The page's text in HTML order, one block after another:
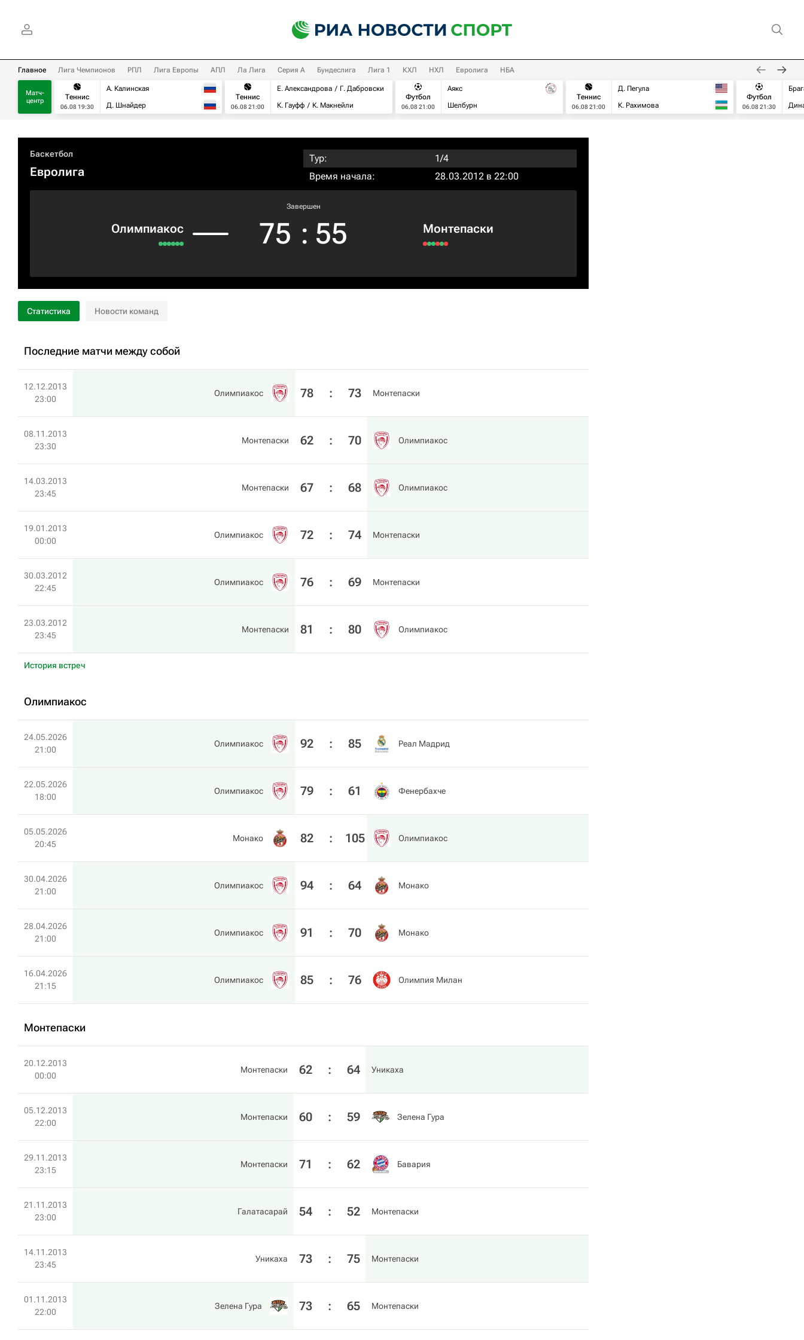
Главное Лига Чемпионов РПЛ Лига Европы АПЛ Ла Лига Серия А Бундеслига Лига 1 КХЛ НХЛ Евролига НБА
Матч-
центр
Теннис
06.08 19:30
А. Калинская
Д. Шнайдер
Теннис
06.08 21:00
Е. Александрова
Г. Дабровски
К. Гауфф
К. Макнейли
Футбол
06.08 21:00
Аякс
Шелбурн
Теннис
06.08 21:00
Д. Пегула
К. Рахимова
Футбол
06.08 21:30
Баскетбол
Евролига
Тур:
1/4
Время начала:
28.03.2012 в 22:00
Олимпиакос
Завершен
75 : 55 Монтепаски
Статистика Новости команд
Последние матчи между собой
12.12.2013
23:00
Олимпиакос 78 : 73 Монтепаски
08.11.2013
23:30
Монтепаски 62 : 70 Олимпиакос
14.03.2013
23:45
Монтепаски 67 : 68 Олимпиакос
19.01.2013
00:00
Олимпиакос 72 : 74 Монтепаски
30.03.2012
22:45
Олимпиакос 76 : 69 Монтепаски
23.03.2012
23:45
Монтепаски 81 : 80 Олимпиакос
История встреч
Олимпиакос
24.05.2026
21:00
Олимпиакос 92 : 85 Реал Мадрид
22.05.2026
18:00
Олимпиакос 79 : 61 Фенербахче
05.05.2026
20:45
Монако 82 : 105 Олимпиакос
30.04.2026
21:00
Олимпиакос 94 : 64 Монако
28.04.2026
21:00
Олимпиакос 91 : 70 Монако
16.04.2026
21:15
Олимпиакос 85 : 76 Олимпия Милан
Монтепаски
20.12.2013
00:00
Монтепаски 62 : 64 Уникаха
05.12.2013
22:00
Монтепаски 60 : 59 Зелена Гура
29.11.2013
23:15
Монтепаски 71 : 62 Бавария
21.11.2013
23:00
Галатасарай 54 : 52 Монтепаски
14.11.2013
23:45
Уникаха 73 : 75 Монтепаски
01.11.2013
22:00
Зелена Гура 73 : 65 Монтепаски